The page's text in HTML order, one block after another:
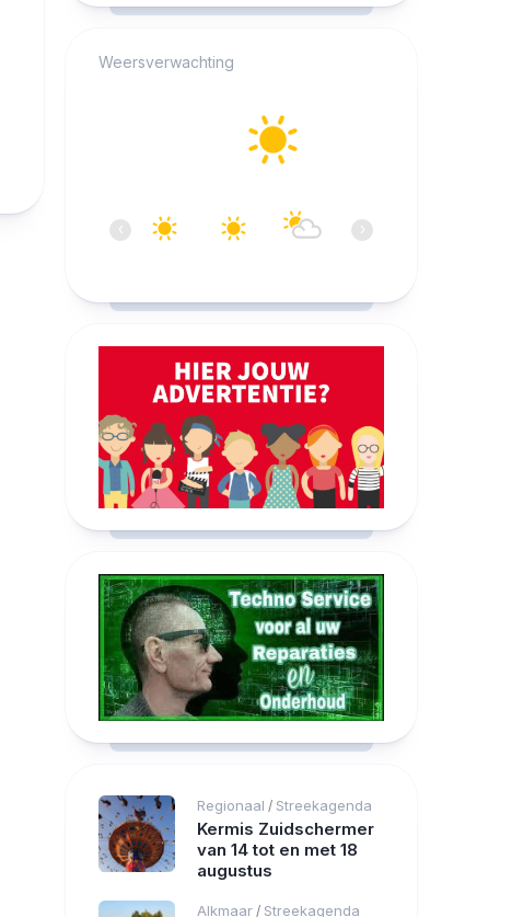
Weersverwachting
‹ ›
Regionaal / Streekagenda
Kermis Zuidschermer
van 14 tot en met 18
augustus
Alkmaar / Streekagenda